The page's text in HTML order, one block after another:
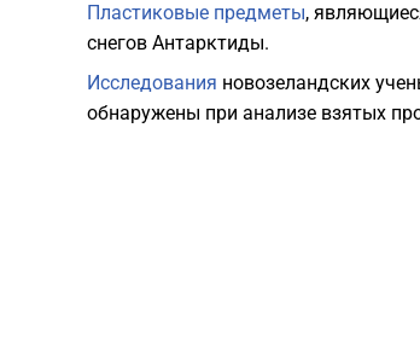
Пластиковые предметы,
снегов Антарктиды.
Исследования новозеландских
обнаружены при анализе взятых